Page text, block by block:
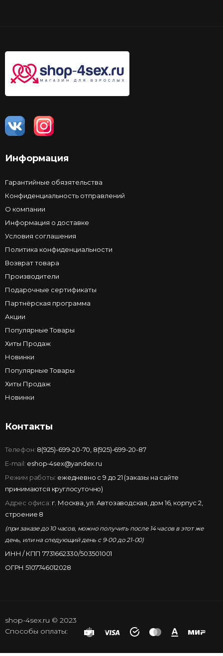
Информация
Гарантийные обязятельства
Конфиденциальность отправлений
О компании
Информация о доставке
Условия соглашения
Политика конфиденциальности
Возврат товара
Производители
Подарочные сертификаты
Партнёрская программа
Акции
Популярные Товары
Хиты Продаж
Новинки
Популярные Товары
Хиты Продаж
Новинки
Контакты
Телефон: 8(925)-699-20-70 8(925)-699-20-87
E-mail: eshop-4sex@yandex.ru
Режим работы: ежедневно с 9 до 21 (заказы на сайте
принимаются круглосуточно)
Адрес офиса: г. Москва, ул. Автозаводская, дом 16, корпус 2,
строение 8
(при заказе до 10 часов, можно получить после 14 часов в этот же
день, или на следующий день с 9-00 до 21-00)
ИНН / КПП 7731662330/503501001
ОГРН 5107746012028
shop-4sex.ru © 2023
Способы оплаты: